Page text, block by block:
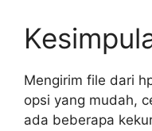
Mengirim file dari
opsi yang mudah,
ada beberapa